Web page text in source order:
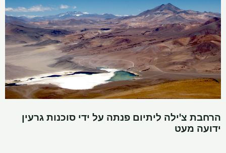
הרחבת צ'ילה ליתיום פנתה על ידי סוכנות גרעין
ידועה מעט